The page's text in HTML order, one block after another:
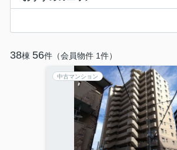
38棟 56件（会員物件 1件）
中古マンション